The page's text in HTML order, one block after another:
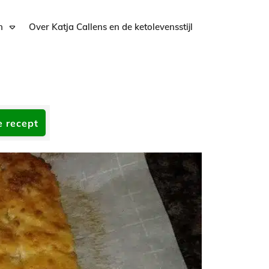
Over Katja Callens en de ketolevensstijl
recept